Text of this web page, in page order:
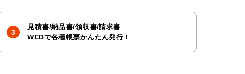
見積書/納品書/領収書/請求書
WEBで各種帳票かんたん発行！